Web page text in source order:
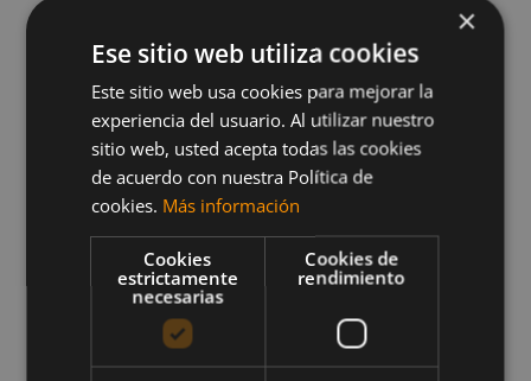
Mezclar semillas de girasol o nueces en tu
Picar tu avena con nueces o semillas de lino
molidas.
Sumergir tu manzana en mantequilla de maní
o mantequilla de almendras.
Usar aderezo a base de aceite de oliva en tu
ensalada.
Agregar aguacate o hummus a tu sándwich,
ensalada o pan tostado.
×
Ese sitio web utiliza cookies
Este sitio web usa cookies para mejorar la
experiencia del usuario. Al utilizar nuestro
sitio web, usted acepta todas las cookies
de acuerdo con nuestra Política de
cookies. Más información
Cookies
estrictamente
necesarias
Cookies de
rendimiento